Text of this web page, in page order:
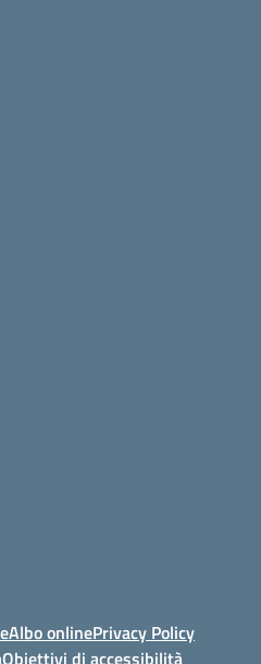
Albo onlinePrivacy Policy
Obiettivi di accessibilità